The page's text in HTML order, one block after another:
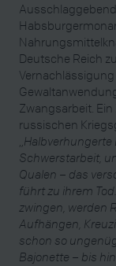
Deutsche Reich
Zwangsarbeit.
russischen
„Halbverhungerte
Schwerstarbeit,
Qualen – das
führt zu ihrem
zwingen, werden
Aufhängen,
schon so
Bajonette – bis